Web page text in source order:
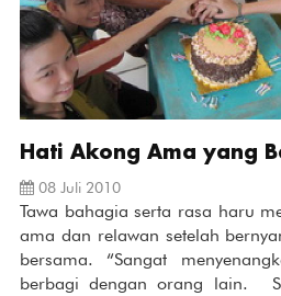
Hati Akong Ama yang
08 Juli 2010
Tawa bahagia serta rasa haru
ama dan relawan setelah
bersama. “Sangat
berbagi dengan orang lain.